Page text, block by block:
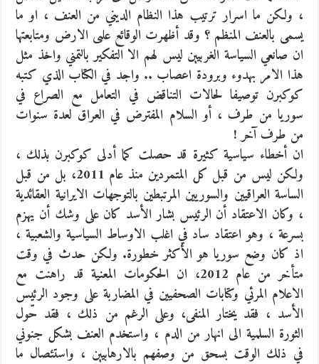
، ولكن ما اسرار ترتيب هذا النظام الديني من العنف ، او ما
يسمى بالعنف المنظم ؟ وقد أظهرت الوقائع علىى الارض ومتابعتها
ان صانعي السياسة الغربيين ليس لهم الا التفكير بالتمني واخذ مثل
هذا الامر بهدوء وبرودة اعصاب .. واجد في الكتاب الذي كتبه
كوكبرن توصيفا لحالات التناقض في التعامل مع الصراع في
سوريا من طرف ، أو السلام المفترض في العراق لعدة سنوات
من طرف آخر !
ان أخطاء سياسية كثيرة قد حصلت كما أدلى كوكبرن بذلك ،
ولكن ليس من قبل كل المتمردين منذ عام 2011، بل من قبل
الساسة العراقيين والسوريين المرتبطين بالتوجهات الايرانية العقائدية
، وكان الاعتقاد أن الرئيس بشار الأسد كان على وشك أن يهزم
بسرعة ، وهو اعتقاد ساد في اغلب الاوساط السياسية والشعبية ،
اذ كان وضع سوريا هو الأكثر خطورة. ولكن حدث في وقت
متأخر من عام 2012، ان الحكومات المعنية قد راهنت مع
الاعلام المرئي وكتابات الصحفيين في المضاربة على وجود الرئيس
الأسد ، فقد يختار المنفى، وعلى الرغم من ذلك ، فقد حّول
الثورة السلمية الى انهار من الدم ، واستخدم العنف بشكل جنوني
في ذلك الوقت بسحق من وصفهم بالارهابيين ، واستئصال ما